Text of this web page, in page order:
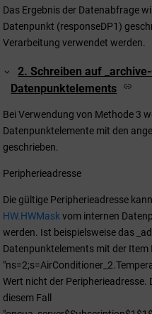
Das Ergebnis der Datenabfrage
Datenpunkt (responseDP1)
Verarbeitung verwendet werden.
2. Schreiben auf
Datenpunktelements
Bei Verwendung von Methode 3
Datenpunktelemente mit den
geschrieben.
Peripherieadresse
Die gültige Peripherieadresse
HW.HWMaskvom internen
werden. Ist beispielsweise das
Datenpunktelements mit der Item
Wert nicht der Peripherieadresse.
diesem Fall